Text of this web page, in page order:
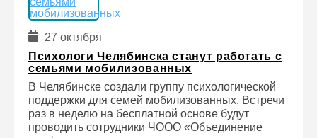
27 октября
Психологи Челябинска станут работать с
семьями мобилизованных
В Челябинске создали группу психологической
поддержки для семей мобилизованных. Встречи
раз в неделю на бесплатной основе будут
проводить сотрудники ЧООО «Объединение